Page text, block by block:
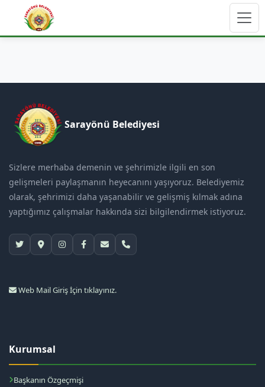
Sarayönü Belediyesi
Sizlere merhaba demenin ve şehrimizle ilgili en son
gelişmeleri paylaşmanın heyecanını yaşıyoruz. Belediyemiz
olarak, şehrimizi daha yaşanabilir ve gelişmiş kılmak adına
yaptığımız çalışmalar hakkında sizi bilgilendirmek istiyoruz.
Web Mail Giriş İçin tıklayınız.
Kurumsal
Başkanın Özgeçmişi